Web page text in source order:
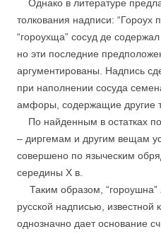
Однако в литературе
толкования надписи: “Гороух
“гороухща” сосуд де
но эти последние
аргументированы. Надпись
при наполнении сосуда
амфоры, содержащие другие
По найденным в остатках
– диргемам и другим вещам
совершено по языческим
середины Х в.
Таким образом,
русской надписью,
однозначно дает основание